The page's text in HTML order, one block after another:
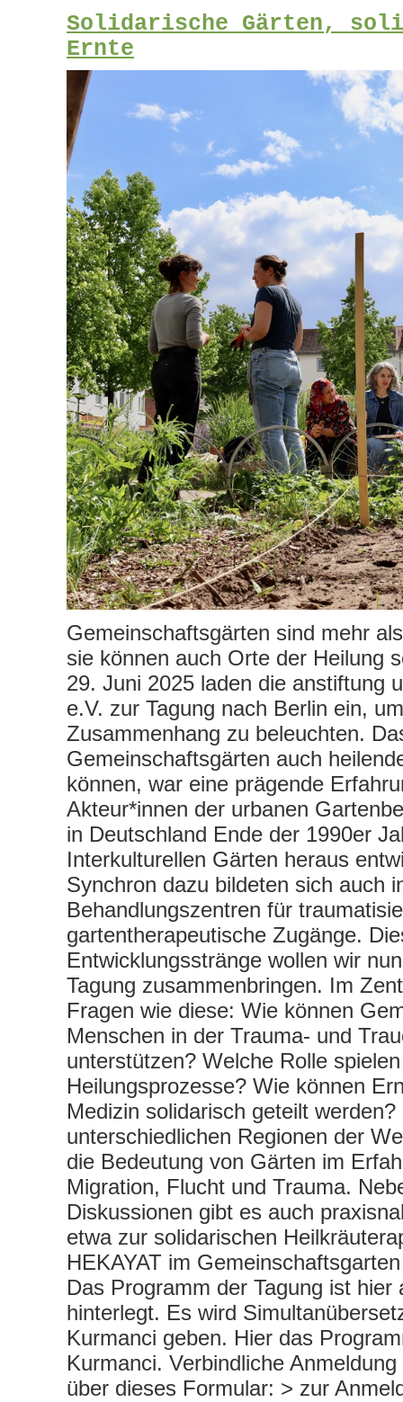
Solidarische Gärten,
Ernte
Gemeinschaftsgärten sind mehr
sie können auch Orte der Heilung
29. Juni 2025 laden die anstiftung
e.V. zur Tagung nach Berlin ein,
Zusammenhang zu beleuchten.
Gemeinschaftsgärten auch
können, war eine prägende
Akteur*innen der urbanen
in Deutschland Ende der 1990er
Interkulturellen Gärten heraus
Synchron dazu bildeten sich auch
Behandlungszentren für
gartentherapeutische Zugänge.
Entwicklungsstränge wollen wir
Tagung zusammenbringen. Im
Fragen wie diese: Wie können
Menschen in der Trauma- und
unterstützen? Welche Rolle
Heilungsprozesse? Wie können
Medizin solidarisch geteilt
unterschiedlichen Regionen der
die Bedeutung von Gärten im
Migration, Flucht und Trauma.
Diskussionen gibt es auch
etwa zur solidarischen
HEKAYAT im
Das Programm der Tagung ist hier
hinterlegt. Es wird
Kurmanci geben. Hier das
Kurmanci. Verbindliche
über dieses Formular: > zur